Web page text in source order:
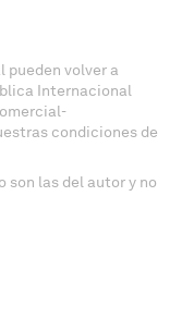
pueden volver a
Internacional
condiciones de
son las del autor y no